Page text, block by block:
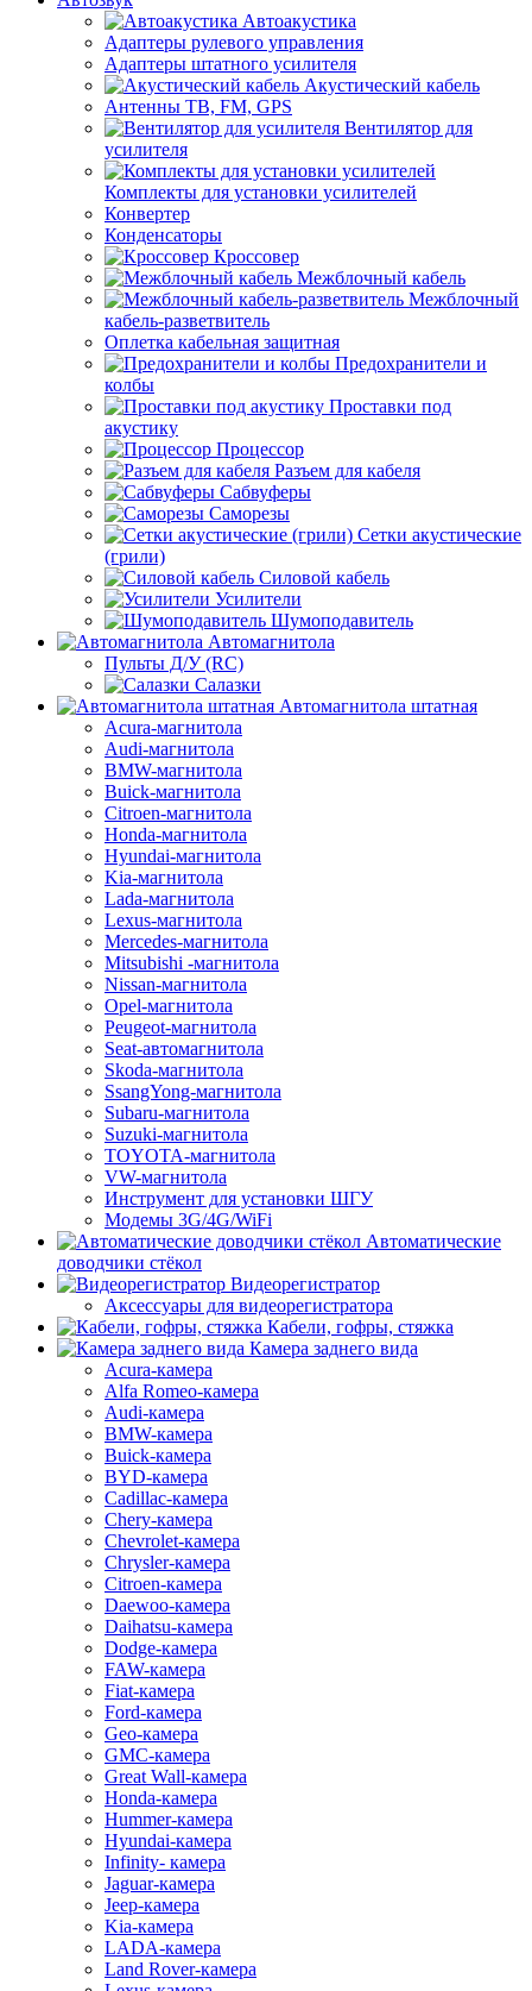
Автоакустика
Адаптеры рулевого управления
Адаптеры штатного усилителя
Акустический кабель
Антенны ТВ, FM, GPS
Вентилятор для
усилителя
Комплекты для установки усилителей
Конвертер
Конденсаторы
Кроссовер
Межблочный кабель
Межблочный
кабель-разветвитель
Оплетка кабельная защитная
Предохранители и
колбы
Проставки под
акустику
Процессор
Разъем для кабеля
Сабвуферы
Саморезы
Сетки акустические
(грили)
Силовой кабель
Усилители
Шумоподавитель
Автомагнитола
Пульты Д/У (RC)
Салазки
Автомагнитола штатная
Acura-магнитола
Audi-магнитола
BMW-магнитола
Buick-магнитола
Citroen-магнитола
Honda-магнитола
Hyundai-магнитола
Kia-магнитола
Lada-магнитола
Lexus-магнитола
Mercedes-магнитола
Mitsubishi -магнитола
Nissan-магнитола
Opel-магнитола
Peugeot-магнитола
Seat-автомагнитола
Skoda-магнитола
SsangYong-магнитола
Subaru-магнитола
Suzuki-магнитола
TOYOTA-магнитола
VW-магнитола
Инструмент для установки ШГУ
Модемы 3G/4G/WiFi
Автоматические
доводчики стёкол
Видеорегистратор
Аксессуары для видеорегистратора
Кабели, гофры, стяжка
Камера заднего вида
Acura-камера
Alfa Romeo-камера
Audi-камера
BMW-камера
Buick-камера
BYD-камера
Cadillac-камера
Chery-камера
Chevrolet-камера
Chrysler-камера
Citroen-камера
Daewoo-камера
Daihatsu-камера
Dodge-камера
FAW-камера
Fiat-камера
Ford-камера
Geo-камера
GMC-камера
Great Wall-камера
Honda-камера
Hummer-камера
Hyundai-камера
Infinity- камера
Jaguar-камера
Jeep-камера
Kia-камера
LADA-камера
Land Rover-камера